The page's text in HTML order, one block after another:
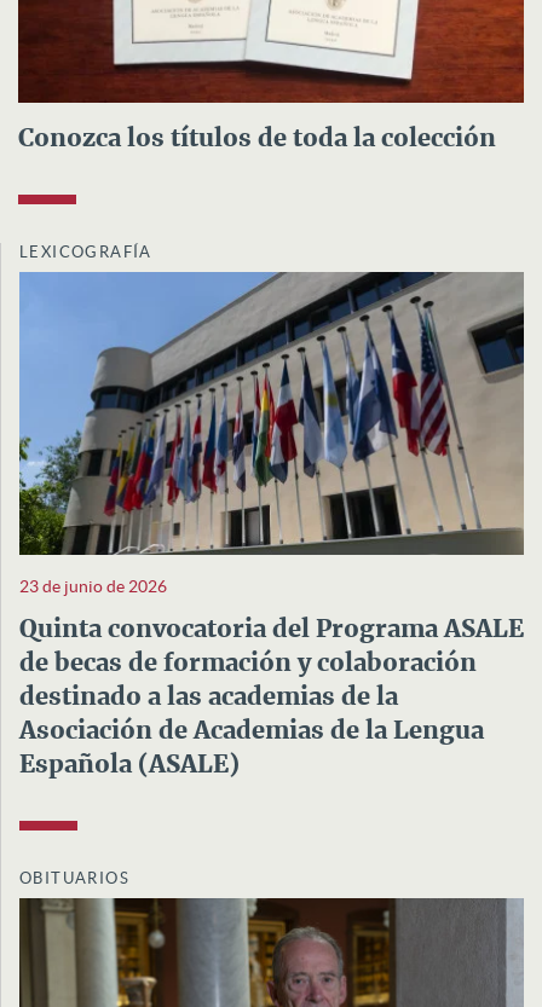
Conozca los títulos de toda la colección
LEXICOGRAFÍA
23 de junio de 2026
Quinta convocatoria del Programa ASALE
de becas de formación y colaboración
destinado a las academias de la
Asociación de Academias de la Lengua
Española (ASALE)
OBITUARIOS